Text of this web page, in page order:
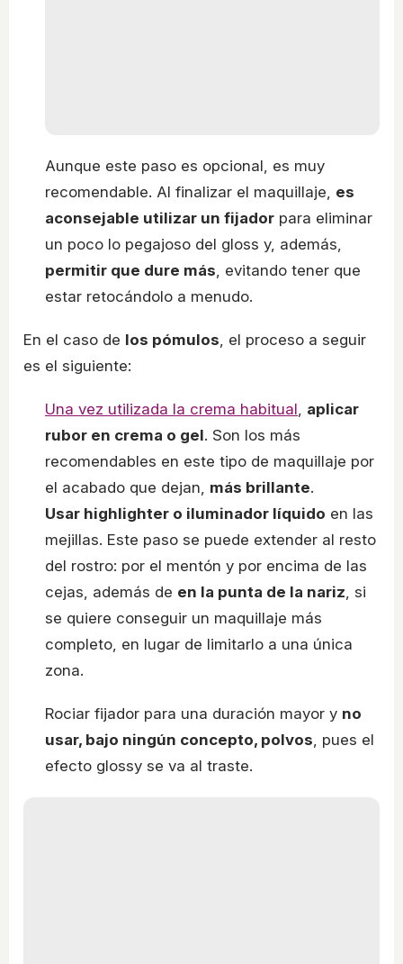
Aunque este paso es opcional, es muy
recomendable. Al finalizar el maquillaje, es
aconsejable utilizar un fijador para eliminar
un poco lo pegajoso del gloss y, además,
permitir que dure más, evitando tener que
estar retocándolo a menudo.
En el caso de los pómulos, el proceso a seguir
es el siguiente:
Una vez utilizada la crema habitual, aplicar
rubor en crema o gel. Son los más
recomendables en este tipo de maquillaje por
el acabado que dejan, más brillante.
Usar highlighter o iluminador líquido en las
mejillas. Este paso se puede extender al resto
del rostro: por el mentón y por encima de las
cejas, además de en la punta de la nariz, si
se quiere conseguir un maquillaje más
completo, en lugar de limitarlo a una única
zona.
Rociar fijador para una duración mayor y no
usar, bajo ningún concepto, polvos, pues el
efecto glossy se va al traste.